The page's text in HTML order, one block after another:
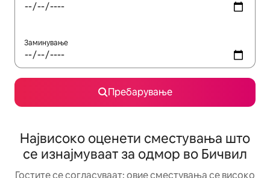
Заминување
Пребарување
Највисоко оценети сместувања што
се изнајмуваат за одмор во Бичвил
Гостите се согласуваат: овие сместувања се високо